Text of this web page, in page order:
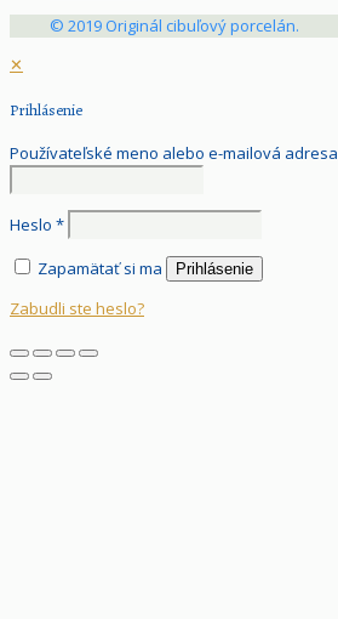
© 2019 Originál cibuľový porcelán.
✕
Prihlásenie
Používateľské meno alebo e-mailová adresa
Heslo *
Zapamätať si ma
Prihlásenie
Zabudli ste heslo?